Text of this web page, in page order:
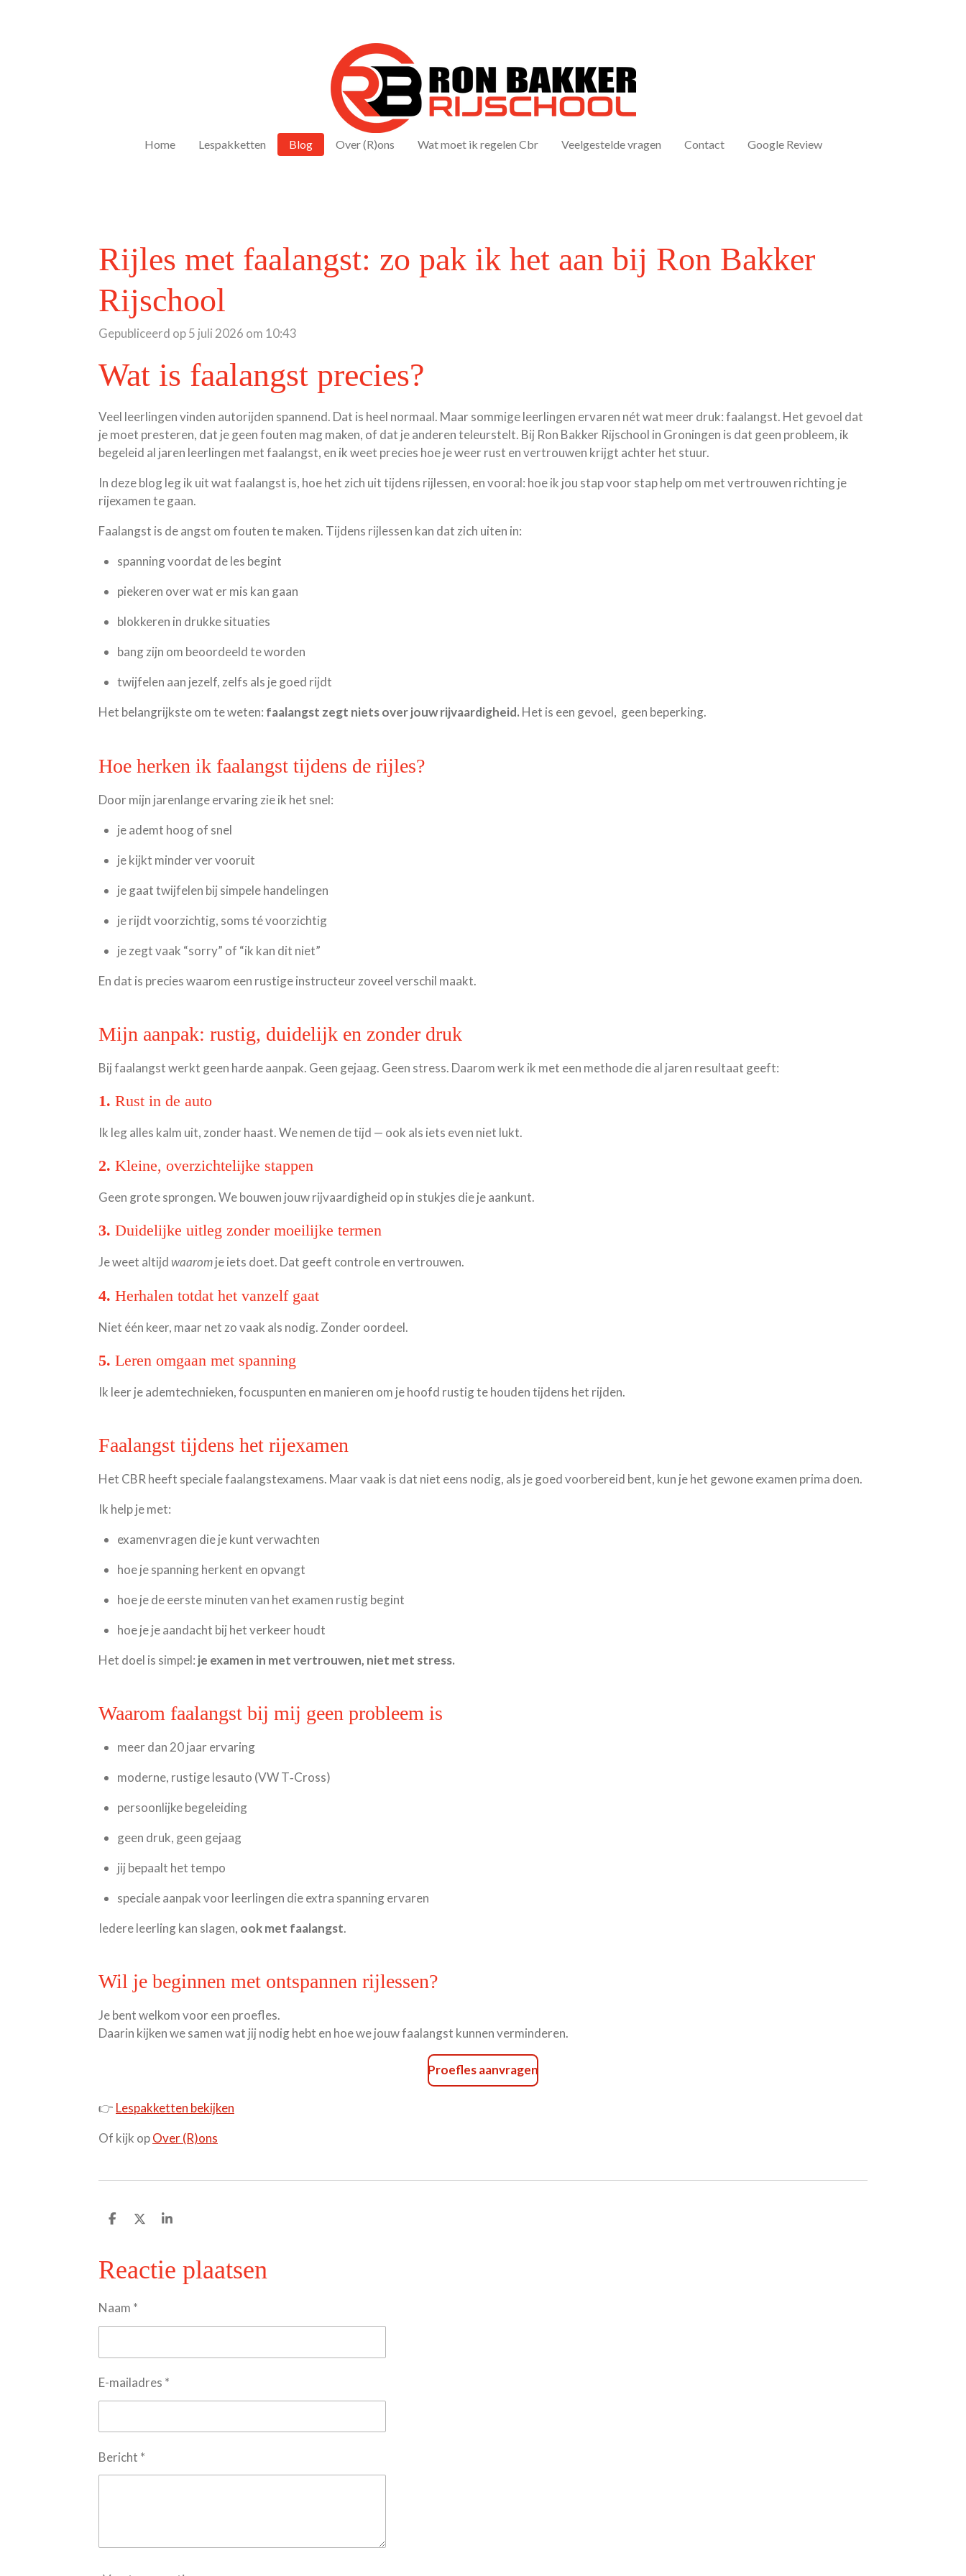
Home Lespakketten Blog Over (R)ons Wat moet ik regelen Cbr Veelgestelde vragen Contact Google Review
Rijles met faalangst: zo pak ik het aan bij Ron Bakker
Rijschool
Gepubliceerd op 5 juli 2026 om 10:43
Wat is faalangst precies?
Veel leerlingen vinden autorijden spannend. Dat is heel normaal. Maar sommige leerlingen ervaren nét wat meer druk: faalangst. Het gevoel dat
je moet presteren, dat je geen fouten mag maken, of dat je anderen teleurstelt. Bij Ron Bakker Rijschool in Groningen is dat geen probleem, ik
begeleid al jaren leerlingen met faalangst, en ik weet precies hoe je weer rust en vertrouwen krijgt achter het stuur.
In deze blog leg ik uit wat faalangst is, hoe het zich uit tijdens rijlessen, en vooral: hoe ik jou stap voor stap help om met vertrouwen richting je
rijexamen te gaan.
Faalangst is de angst om fouten te maken. Tijdens rijlessen kan dat zich uiten in:
spanning voordat de les begint
piekeren over wat er mis kan gaan
blokkeren in drukke situaties
bang zijn om beoordeeld te worden
twijfelen aan jezelf, zelfs als je goed rijdt
Het belangrijkste om te weten: faalangst zegt niets over jouw rijvaardigheid. Het is een gevoel, geen beperking.
Hoe herken ik faalangst tijdens de rijles?
Door mijn jarenlange ervaring zie ik het snel:
je ademt hoog of snel
je kijkt minder ver vooruit
je gaat twijfelen bij simpele handelingen
je rijdt voorzichtig, soms té voorzichtig
je zegt vaak “sorry” of “ik kan dit niet”
En dat is precies waarom een rustige instructeur zoveel verschil maakt.
Mijn aanpak: rustig, duidelijk en zonder druk
Bij faalangst werkt geen harde aanpak. Geen gejaag. Geen stress. Daarom werk ik met een methode die al jaren resultaat geeft:
1. Rust in de auto
Ik leg alles kalm uit, zonder haast. We nemen de tijd — ook als iets even niet lukt.
2. Kleine, overzichtelijke stappen
Geen grote sprongen. We bouwen jouw rijvaardigheid op in stukjes die je aankunt.
3. Duidelijke uitleg zonder moeilijke termen
Je weet altijdwaaromje iets doet. Dat geeft controle en vertrouwen.
4. Herhalen totdat het vanzelf gaat
Niet één keer, maar net zo vaak als nodig. Zonder oordeel.
5. Leren omgaan met spanning
Ik leer je ademtechnieken, focuspunten en manieren om je hoofd rustig te houden tijdens het rijden.
Faalangst tijdens het rijexamen
Het CBR heeft speciale faalangstexamens. Maar vaak is dat niet eens nodig, als je goed voorbereid bent, kun je het gewone examen prima doen.
Ik help je met:
examenvragen die je kunt verwachten
hoe je spanning herkent en opvangt
hoe je de eerste minuten van het examen rustig begint
hoe je je aandacht bij het verkeer houdt
Het doel is simpel: je examen in met vertrouwen, niet met stress.
Waarom faalangst bij mij geen probleem is
meer dan 20 jaar ervaring
moderne, rustige lesauto (VW T‑Cross)
persoonlijke begeleiding
geen druk, geen gejaag
jij bepaalt het tempo
speciale aanpak voor leerlingen die extra spanning ervaren
Iedere leerling kan slagen, ook met faalangst.
Wil je beginnen met ontspannen rijlessen?
Je bent welkom voor een proefles.
Daarin kijken we samen wat jij nodig hebt en hoe we jouw faalangst kunnen verminderen.
Proefles aanvragen
👉 Lespakketten bekijken
Of kijk opOver (R)ons
D
e
n
D
S
e
Reactie plaatsen
Naam *
E-mailadres *
Bericht *